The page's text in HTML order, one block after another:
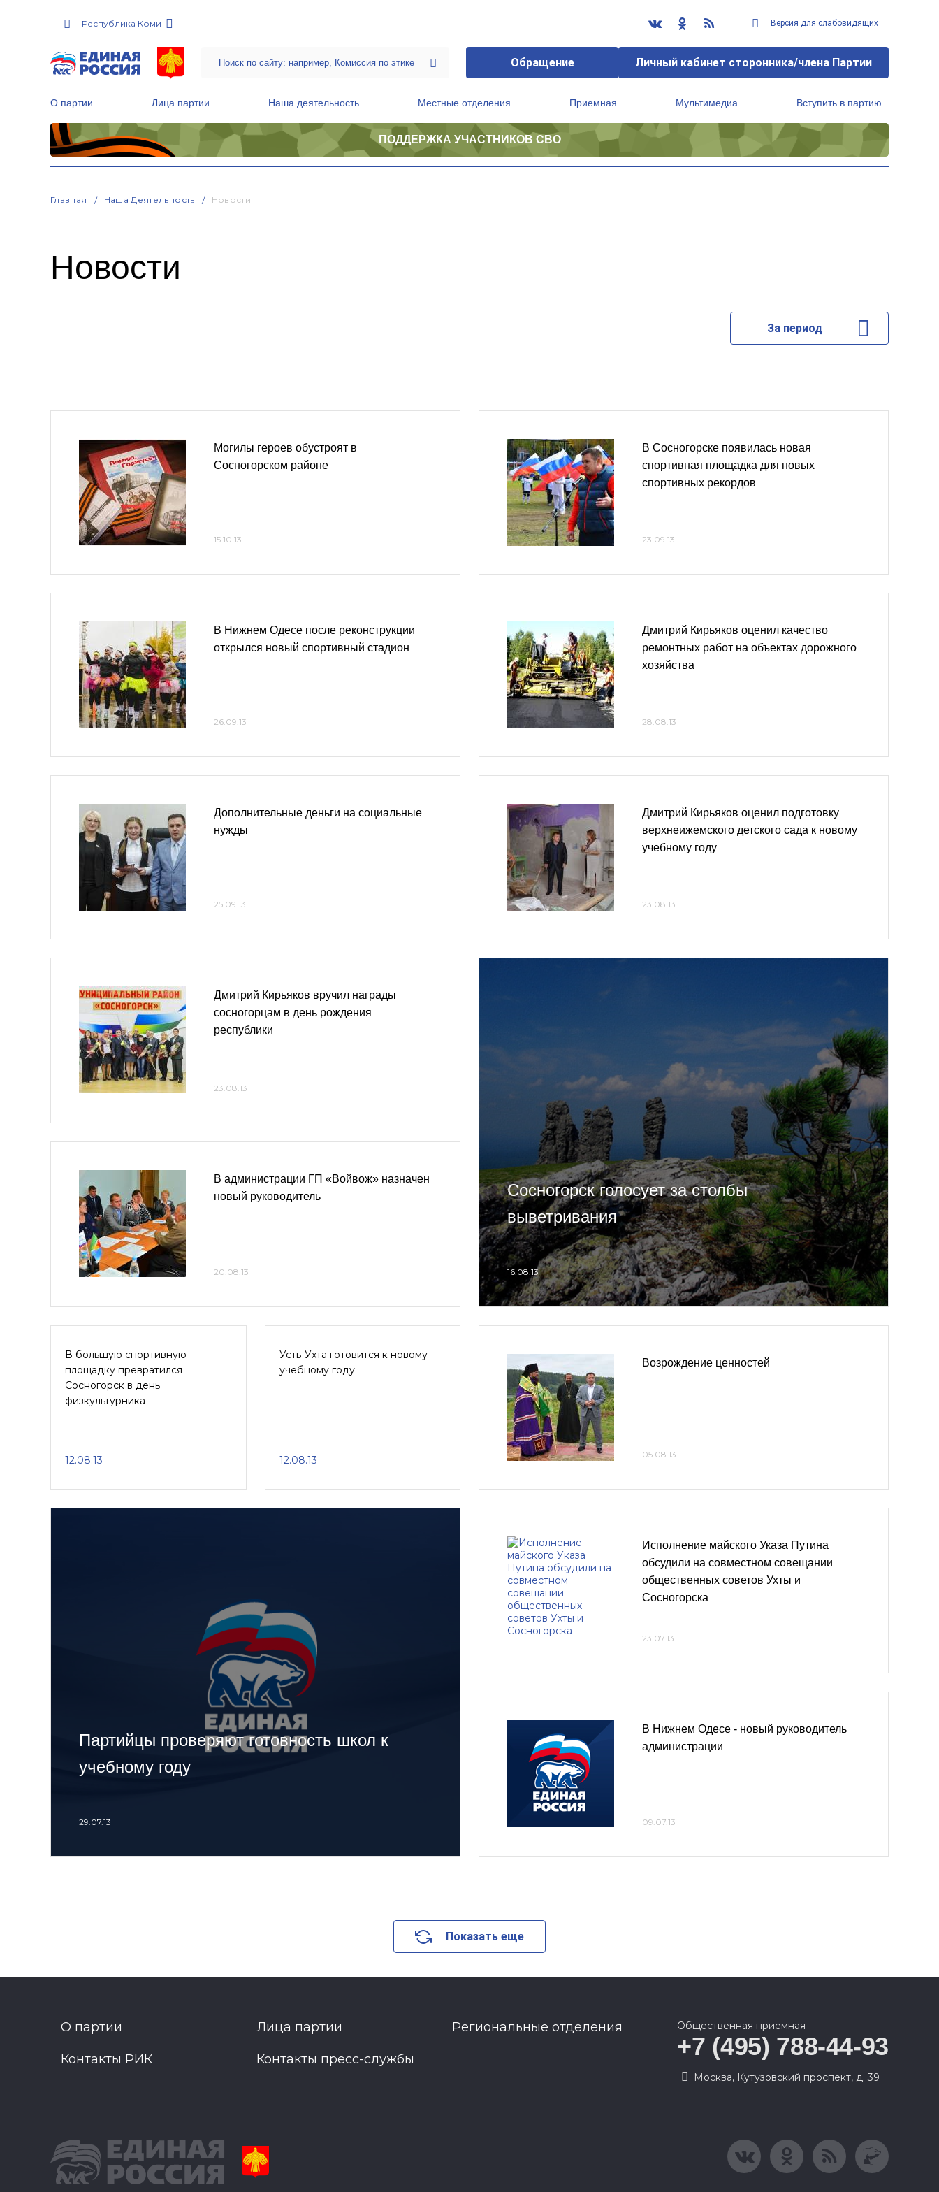
Республика Коми Версия для слабовидящих
Обращение Личный кабинет сторонника/члена Партии
О партии Лица партии Наша деятельность Местные отделения Приемная Мультимедиа Вступить в партию
ПОДДЕРЖКА УЧАСТНИКОВ СВО
Главная Наша Деятельность Новости
Новости
За период
Могилы героев обустроят в
Сосногорском районе
15.10.13
В Нижнем Одесе после реконструкции
открылся новый спортивный стадион
26.09.13
Дополнительные деньги на социальные
нужды
25.09.13
В Сосногорске появилась новая
спортивная площадка для новых
спортивных рекордов
23.09.13
Дмитрий Кирьяков оценил качество
ремонтных работ на объектах дорожного
хозяйства
28.08.13
Дмитрий Кирьяков оценил подготовку
верхнеижемского детского сада к новому
учебному году
23.08.13
Дмитрий Кирьяков вручил награды
сосногорцам в день рождения
республики
23.08.13
В администрации ГП «Войвож» назначен
новый руководитель
20.08.13
Сосногорск голосует за столбы
выветривания
16.08.13
В большую спортивную
площадку превратился
Сосногорск в день
физкультурника
12.08.13
Усть-Ухта готовится к новому
учебному году
12.08.13
Возрождение ценностей
05.08.13
Партийцы проверяют готовность школ к
учебному году
29.07.13
Исполнение майского Указа Путина
обсудили на совместном совещании
общественных советов Ухты и
Сосногорска
23.07.13
В Нижнем Одесе - новый руководитель
администрации
09.07.13
Показать еще
О партии Лица партии Региональные отделения
Контакты РИК Контакты пресс-службы
Общественная приемная
+7 (495) 788-44-93
Москва, Кутузовский проспект, д. 39